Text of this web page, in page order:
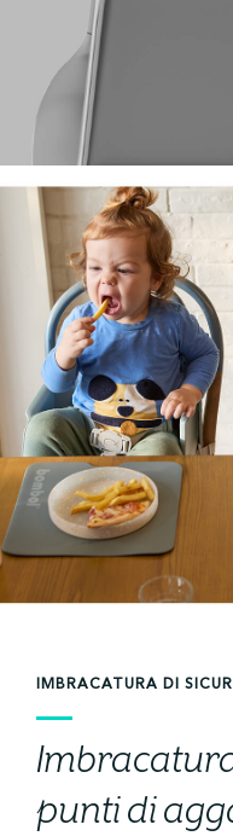
IMBRACATURA DI
punti di